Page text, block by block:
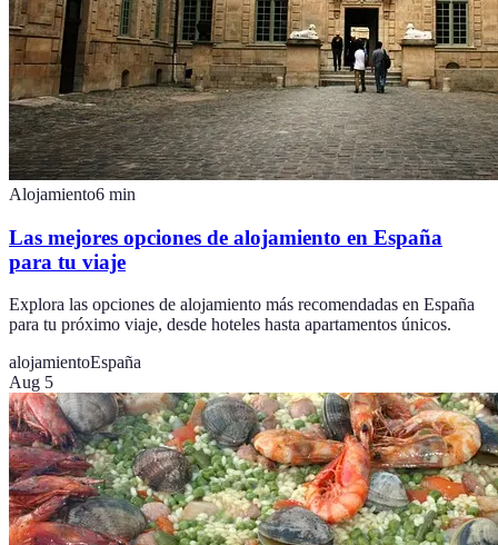
Alojamiento6 min
Las mejores opciones de alojamiento en España
para tu viaje
Explora las opciones de alojamiento más recomendadas en España
para tu próximo viaje, desde hoteles hasta apartamentos únicos.
alojamientoEspaña
Aug 5